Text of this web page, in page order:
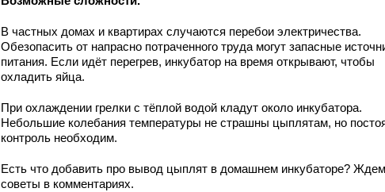
В частных домах и квартирах случаются перебои электричества.
Обезопасить от напрасно потраченного труда могут запасные
питания. Если идёт перегрев, инкубатор на время открывают, чтобы
охладить яйца.
При охлаждении грелки с тёплой водой кладут около инкубатора.
Небольшие колебания температуры не страшны цыплятам, но
контроль необходим.
Есть что добавить про вывод цыплят в домашнем инкубаторе? Ждем
советы в комментариях.